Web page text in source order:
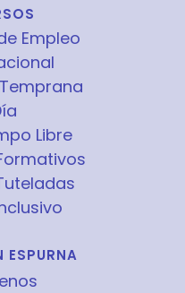
Empleo
Libre
ESPURNA